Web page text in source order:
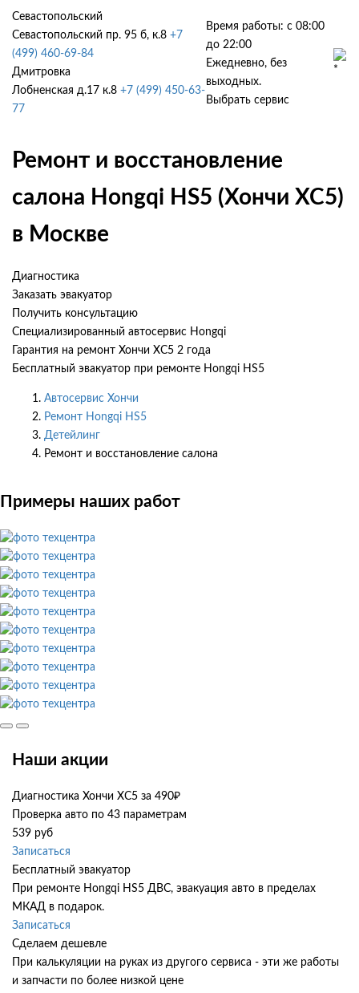
Севастопольский
Севастопольский пр. 95 б, к.8 +7
(499) 460-69-84
Дмитровка
Лобненская д.17 к.8 +7 (499) 450-63-
77
Время работы: с 08:00
до 22:00
Ежедневно, без
выходных.
Выбрать сервис
Ремонт и восстановление
салона Hongqi HS5 (Хончи ХС5)
в Москве
Диагностика
Заказать эвакуатор
Получить консультацию
Специализированный автосервис Hongqi
Гарантия на ремонт Хончи ХС5 2 года
Бесплатный эвакуатор при ремонте Hongqi HS5
Автосервис Хончи
Ремонт Hongqi HS5
Детейлинг
Ремонт и восстановление салона
Примеры наших работ
Наши акции
Диагностика Хончи ХС5 за 490₽
Проверка авто по 43 параметрам
539 руб
Записаться
Бесплатный эвакуатор
При ремонте Hongqi HS5 ДВС, эвакуация авто в пределах
МКАД в подарок.
Записаться
Сделаем дешевле
При калькуляции на руках из другого сервиса - эти же работы
и запчасти по более низкой цене